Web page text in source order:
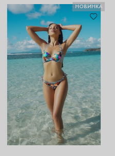
НОВИНКА